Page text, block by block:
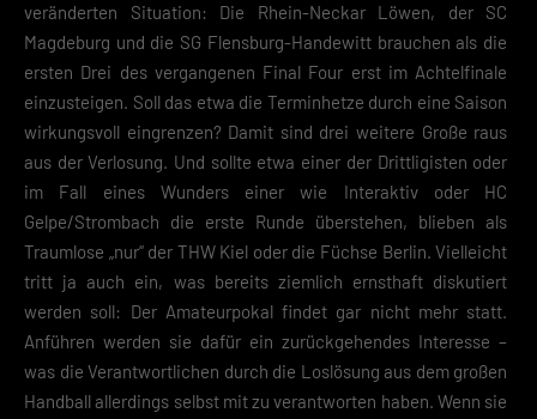
veränderten Situation: Die Rhein-Neckar Löwen, der SC
Magdeburg und die SG Flensburg-Handewitt brauchen als die
ersten Drei des vergangenen Final Four erst im Achtelfinale
einzusteigen. Soll das etwa die Terminhetze durch eine Saison
wirkungsvoll eingrenzen? Damit sind drei weitere Große raus
aus der Verlosung. Und sollte etwa einer der Drittligisten oder
im Fall eines Wunders einer wie Interaktiv oder HC
Gelpe/Strombach die erste Runde überstehen, blieben als
Traumlose „nur“ der THW Kiel oder die Füchse Berlin. Vielleicht
tritt ja auch ein, was bereits ziemlich ernsthaft diskutiert
werden soll: Der Amateurpokal findet gar nicht mehr statt.
Anführen werden sie dafür ein zurückgehendes Interesse –
was die Verantwortlichen durch die Loslösung aus dem großen
Handball allerdings selbst mit zu verantworten haben. Wenn sie